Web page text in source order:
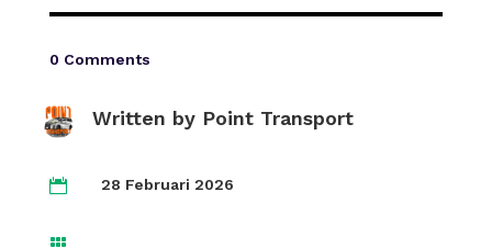
0 Comments
Written by Point Transport
 28 Februari 2026